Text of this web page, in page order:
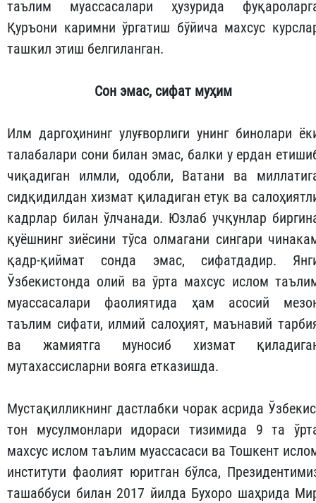
таълим муассасалари ҳузурида
Қуръони каримни ўргатиш бўйича махсус
ташкил этиш белгиланган.
Сон эмас, сифат муҳим
Илм даргоҳининг улуғворлиги унинг бинолари
талабалари сони билан эмас, балки у ердан
чиқадиган илмли, одобли, Ватани ва
сидқидилдан хизмат қиладиган етук ва
кадрлар билан ўлчанади. Юзлаб учқунлар
қуёшнинг зиёсини тўса олмагани сингари
қадр-қиймат сонда эмас, сифатдадир.
Ўзбекистонда олий ва ўрта махсус ислом
муассасалари фаолиятида ҳам асосий
таълим сифати, илмий салоҳият, маънавий
ва жамиятга муносиб хизмат
мутахассисларни вояга етказишда.
Мустақилликнинг дастлабки чорак асрида
тон мусулмонлари идораси тизимида 9 та
махсус ислом таълим муассасаси ва Тошкент
институти фаолият юритган бўлса,
ташаббуси билан 2017 йилда Бухоро шаҳрида